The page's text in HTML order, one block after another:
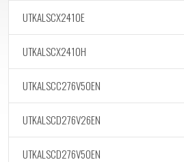
UTKALSCX2410E
UTKALSCX2410H
UTKALSCC276V50EN
UTKALSCD276V26EN
UTKALSCD276V50EN